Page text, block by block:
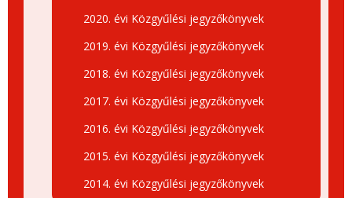
2020. évi Közgyűlési jegyzőkönyvek
2019. évi Közgyűlési jegyzőkönyvek
2018. évi Közgyűlési jegyzőkönyvek
2017. évi Közgyűlési jegyzőkönyvek
2016. évi Közgyűlési jegyzőkönyvek
2015. évi Közgyűlési jegyzőkönyvek
2014. évi Közgyűlési jegyzőkönyvek